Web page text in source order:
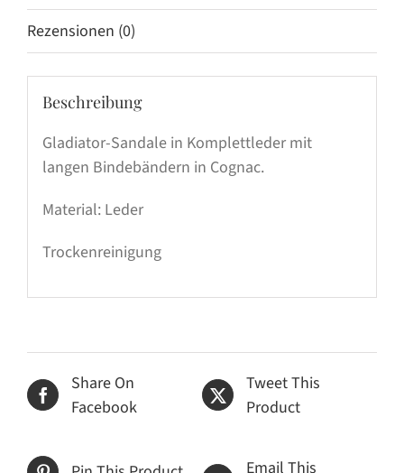
Rezensionen (0)
Beschreibung
Gladiator-Sandale in Komplettleder mit
langen Bindebändern in Cognac.
Material: Leder
Trockenreinigung
Share On
Facebook
Tweet This
Product
Email This